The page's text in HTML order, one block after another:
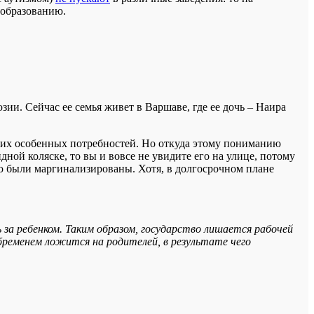
Сейчас ее семья живет в Варшаве, где ее дочь – Наира
особенных потребностей. Но откуда этому пониманию
коляске, то вы и вовсе не увидите его на улице, потому
были маргинализированы. Хотя, в долгосрочном плане
Таким образом, государство лишается рабочей
ложится на родителей, в результате чего